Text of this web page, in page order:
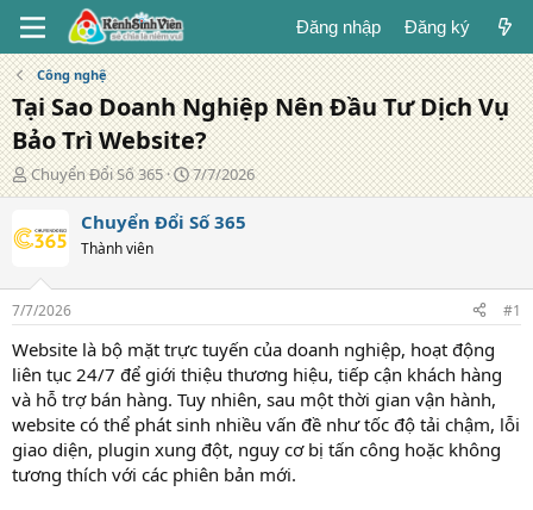
Đăng nhập Đăng ký
Công nghệ
Tại Sao Doanh Nghiệp Nên Đầu Tư Dịch Vụ
Bảo Trì Website?
T
á
g
ả
Chuyển Đổi Số 365
N
g
à
g
7/7/2026
Chuyển Đổi Số 365
Thành viên
7/7/2026 #1
Website là bộ mặt trực tuyến của doanh nghiệp, hoạt động
liên tục 24/7 để giới thiệu thương hiệu, tiếp cận khách hàng
và hỗ trợ bán hàng. Tuy nhiên, sau một thời gian vận hành,
website có thể phát sinh nhiều vấn đề như tốc độ tải chậm, lỗi
giao diện, plugin xung đột, nguy cơ bị tấn công hoặc không
tương thích với các phiên bản mới.